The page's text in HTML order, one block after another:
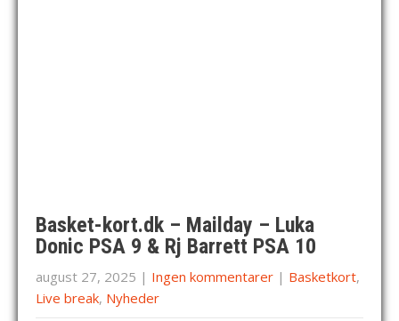
Basket-kort.dk – Mailday – Luka
Donic PSA 9 & Rj Barrett PSA 10
august 27, 2025 | Ingen kommentarer | Basketkort,
Live break, Nyheder